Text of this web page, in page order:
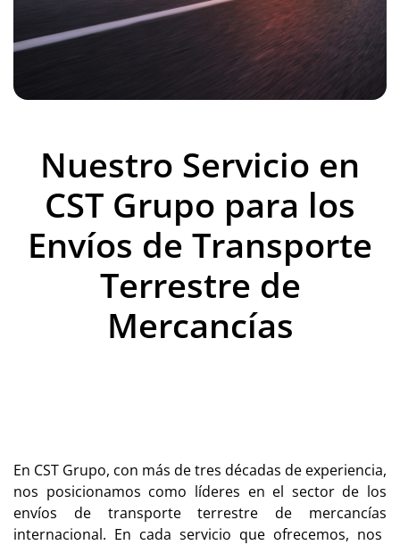
Nuestro Servicio en
CST Grupo para los
Envíos de Transporte
Terrestre de
Mercancías
En CST Grupo, con más de tres décadas de experiencia,
nos posicionamos como líderes en el sector de los
envíos de transporte terrestre de mercancías
internacional. En cada servicio que ofrecemos, nos